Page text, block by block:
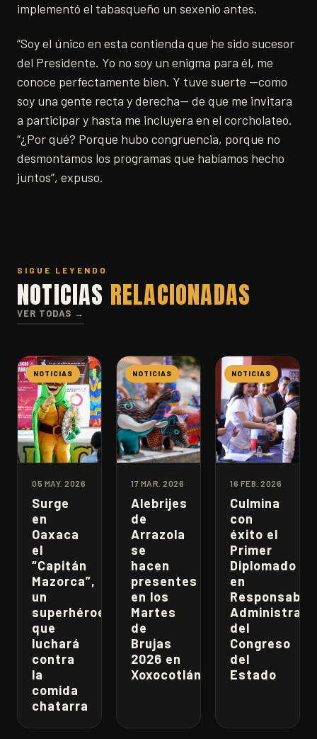
implementó el tabasqueño un sexenio antes.
“Soy el único en esta contienda que he sido sucesor
del Presidente. Yo no soy un enigma para él, me
conoce perfectamente bien. Y tuve suerte —como
soy una gente recta y derecha— de que me invitara
a participar y hasta me incluyera en el corcholateo.
“¿Por qué? Porque hubo congruencia, porque no
desmontamos los programas que habíamos hecho
juntos”, expuso.
SIGUE LEYENDO
NOTICIAS RELACIONADAS
VER TODAS →
NOTICIAS
05 MAY. 2026
Surge
en
Oaxaca
el
“Capitán
Mazorca”,
un
superhéroe
que
luchará
contra
la
comida
chatarra
NOTICIAS
17 MAR. 2026
Alebrijes
de
Arrazola
se
hacen
presentes
en los
Martes
de
Brujas
2026 en
Xoxocotlán
NOTICIAS
16 FEB. 2026
Culmina
con
éxito el
Primer
Diplomado
en
del
Congreso
del
Estado